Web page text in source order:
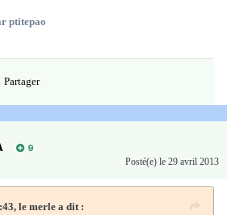
ptitepao
Partager
9
Posté(e) le 29 avril 2013
le merle a dit :